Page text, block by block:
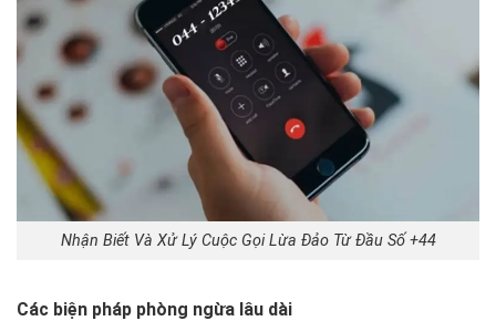
Nhận Biết Và Xử Lý Cuộc Gọi Lừa Đảo Từ Đầu Số +44
Các biện pháp phòng ngừa lâu dài